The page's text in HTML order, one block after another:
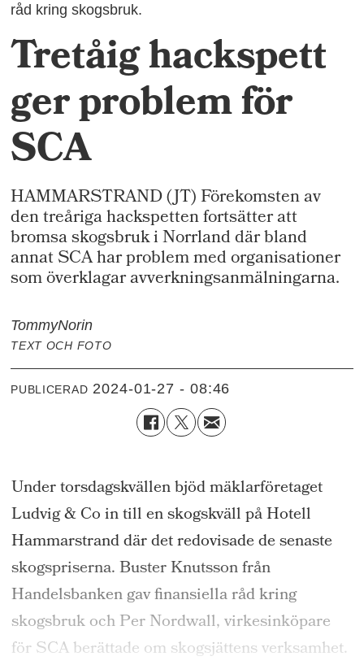
råd kring skogsbruk.
Tretåig hackspett
ger problem för
SCA
HAMMARSTRAND (JT) Förekomsten av
den treåriga hackspetten fortsätter att
bromsa skogsbruk i Norrland där bland
annat SCA har problem med organisationer
som överklagar avverkningsanmälningarna.
TommyNorin
TEXT OCH FOTO
PUBLICERAD 2024-01-27 - 08:46
Under torsdagskvällen bjöd mäklarföretaget
Ludvig & Co in till en skogskväll på Hotell
Hammarstrand där det redovisade de senaste
skogspriserna. Buster Knutsson från
Handelsbanken gav finansiella råd kring
skogsbruk och Per Nordwall, virkesinköpare
för SCA berättade om skogsjättens verksamhet.